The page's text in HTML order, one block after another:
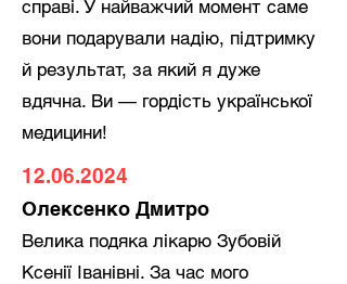
справі. У найважчий момент саме
вони подарували надію, підтримку
й результат, за який я дуже
вдячна. Ви — гордість української
медицини!
12.06.2024
Олексенко Дмитро
Велика подяка лікарю Зубовій
Ксенії Іванівні. За час мого